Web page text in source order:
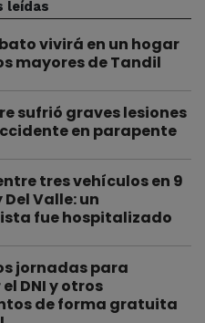
leídas
vivirá en un hogar
mayores de Tandil
sufrió graves lesiones
en parapente
tres vehículos en 9
Valle: un
fue hospitalizado
jornadas para
DNI y otros
de forma gratuita